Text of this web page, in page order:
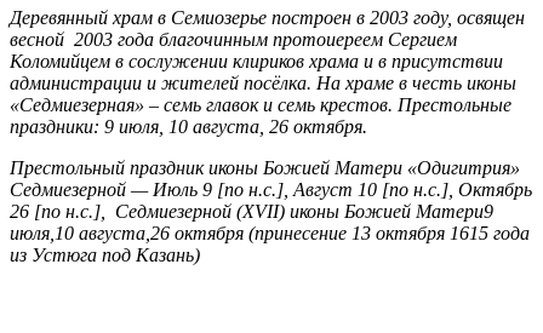
Деревянный храм в Семиозерье построен в 2003 году, освящен
весной 2003 года благочинным протоиереем Сергием
Коломийцем в сослужении клириков храма и в присутствии
администрации и жителей посёлка. На храме в честь иконы
«Седмиезерная» – семь главок и семь крестов. Престольные
праздники: 9 июля, 10 августа, 26 октября.
Престольный праздник иконы Божией Матери «Одигитрия»
Седмиезерной — Июль 9 [по н.с.], Август 10 [по н.с.], Октябрь
26 [по н.с.], Седмиезерной (XVII) иконы Божией Матери9
июля,10 августа,26 октября (принесение 13 октября 1615 года
из Устюга под Казань)